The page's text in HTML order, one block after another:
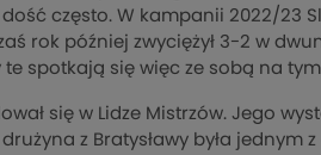
często. W kampanii 2022/23
rok później zwyciężył 3-2 w
spotkają się więc ze sobą na
się w Lidze Mistrzów. Jego
z Bratysławy była jednym